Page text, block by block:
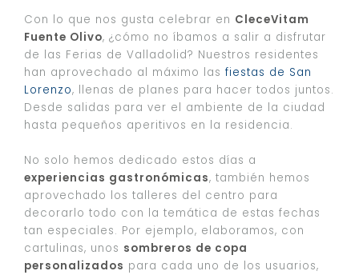
Con lo que nos gusta celebrar en CleceVitam
Fuente Olivo, ¿cómo no íbamos a salir a disfrutar
de las Ferias de Valladolid? Nuestros residentes
han aprovechado al máximo las fiestas de San
Lorenzo, llenas de planes para hacer todos juntos.
Desde salidas para ver el ambiente de la ciudad
hasta pequeños aperitivos en la residencia.
No solo hemos dedicado estos días a
experiencias gastronómicas, también hemos
aprovechado los talleres del centro para
decorarlo todo con la temática de estas fechas
tan especiales. Por ejemplo, elaboramos, con
cartulinas, unos sombreros de copa
personalizados para cada uno de los usuarios,